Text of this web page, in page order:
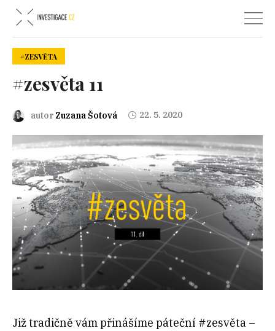
#ZESVĚTA
#zesvěta 11
autor Zuzana Šotová 22. 5. 2020
Již tradičně vám přinášíme páteční #zesvěta –